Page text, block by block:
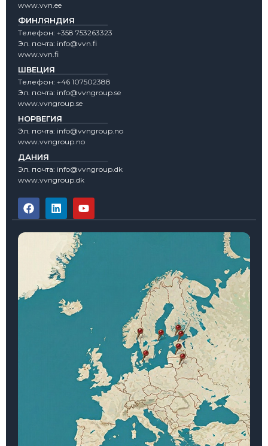
www.vvn.ee
ФИНЛЯНДИЯ
Tелефон: +358 753263323
Эл. почта: info@vvn.fi
www.vvn.fi
ШВЕЦИЯ
Tелефон: +46 107502388
Эл. почта: info@vvngroup.se
www.vvngroup.se
НОРВЕГИЯ
Эл. почта: info@vvngroup.no
www.vvngroup.no
ДАНИЯ
Эл. почта: info@vvngroup.dk
www.vvngroup.dk